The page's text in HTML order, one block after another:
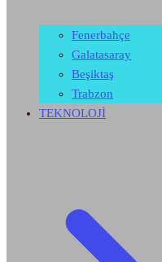
Fenerbahçe
Galatasaray
Beşiktaş
Trabzon
TEKNOLOJİ